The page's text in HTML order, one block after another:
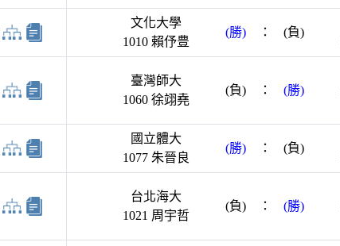
文化大學
1010 賴伃豊
(勝) ： (負)
臺灣師大
1060 徐翊堯
(負) ： (勝)
國立體大
1077 朱晉良
(勝) ： (負)
台北海大
1021 周宇哲
(負) ： (勝)